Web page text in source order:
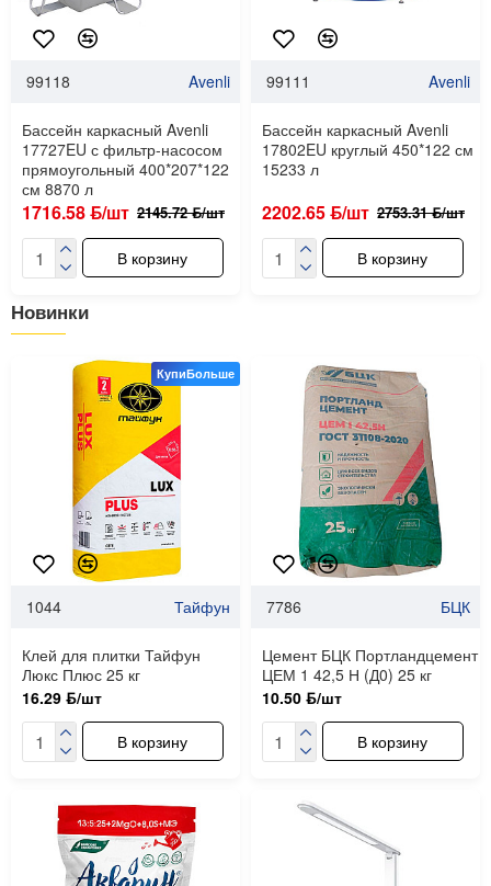
99118 Avenli
Бассейн каркасный Avenli
17727EU с фильтр-насосом
прямоугольный 400*207*122
см 8870 л
1716.58 ƃ/шт 2145.72 ƃ/шт
В корзину
99111 Avenli
Бассейн каркасный Avenli
17802EU круглый 450*122 см
15233 л
2202.65 ƃ/шт 2753.31 ƃ/шт
В корзину
Новинки
КупиБольше
1044 Тайфун
Клей для плитки Тайфун
Люкс Плюс 25 кг
16.29 ƃ/шт
В корзину
7786 БЦК
Цемент БЦК Портландцемент
ЦЕМ 1 42,5 Н (Д0) 25 кг
10.50 ƃ/шт
В корзину